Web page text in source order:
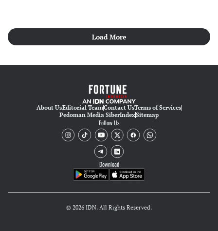
Load More
About UsEditorial TeamContact UsTerms of Services
Pedoman Media SiberIndexSitemap
Follow Us
Download
© 2026 IDN. All Rights Reserved.